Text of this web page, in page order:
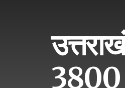
3800